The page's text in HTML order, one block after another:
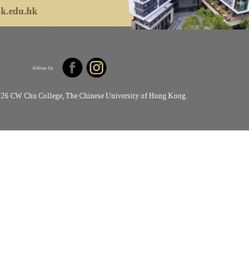
Follow Us
CW Chu College, The Chinese University of Hong Kong.